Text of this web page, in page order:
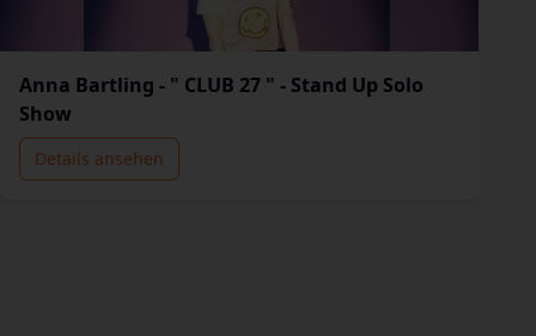
Anna Bartling - " CLUB 27 " - Stand Up Solo
Show
Details ansehen